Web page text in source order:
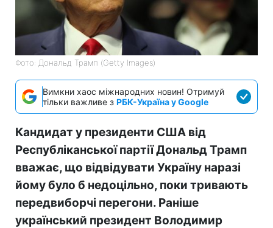
Фото: Дональд Трамп (Getty Images)
Вимкни хаос міжнародних новин! Отримуй
тільки важливе з РБК-Україна у Google
Кандидат у президенти США від
Республіканської партії Дональд Трамп
вважає, що відвідувати Україну наразі
йому було б недоцільно, поки тривають
передвиборчі перегони. Раніше
український президент Володимир